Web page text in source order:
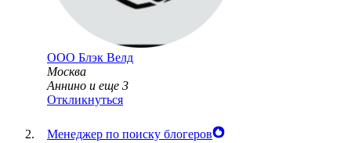
ООО Блэк Велд
Москва
Аннино и еще 3
Откликнуться
Менеджер по поиску блогеров